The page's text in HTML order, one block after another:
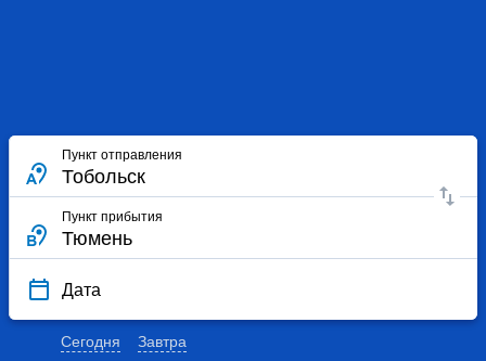
Пункт отправления
Пункт прибытия
Дата
Сегодня Завтра